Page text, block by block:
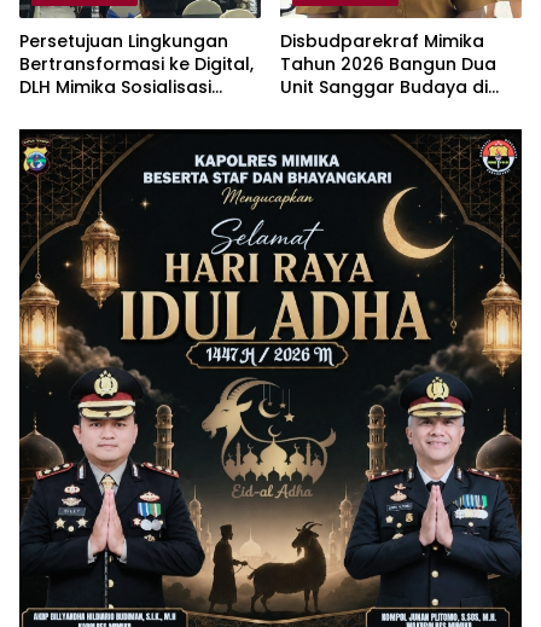
Persetujuan Lingkungan
Bertransformasi ke Digital,
DLH Mimika Sosialisasi
Amdalnet Bagi Pelaku
Usaha
Disbudparekraf Mimika
Tahun 2026 Bangun Dua
Unit Sanggar Budaya di